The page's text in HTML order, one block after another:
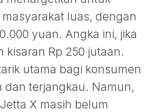
luas, dengan
yuan. Angka ini, jika
Rp 250 jutaan.
utama bagi konsumen
dan terjangkau. Namun,
X masih belum